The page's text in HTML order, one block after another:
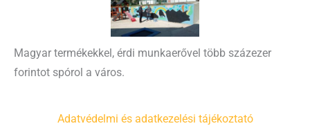
Magyar termékekkel, érdi munkaerővel több százezer
forintot spórol a város.
Adatvédelmi és adatkezelési tájékoztató